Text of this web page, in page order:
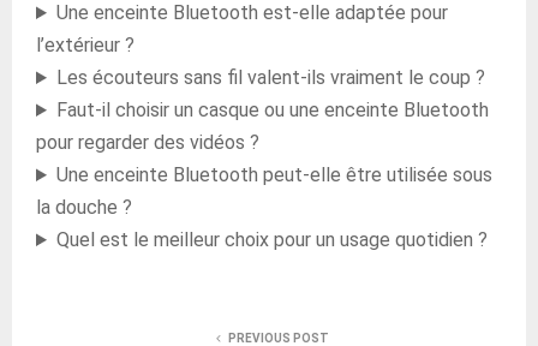
Une enceinte Bluetooth est-elle adaptée pour
l’extérieur ?
Les écouteurs sans fil valent-ils vraiment le coup ?
Faut-il choisir un casque ou une enceinte Bluetooth
pour regarder des vidéos ?
Une enceinte Bluetooth peut-elle être utilisée sous
la douche ?
Quel est le meilleur choix pour un usage quotidien ?
PREVIOUS POST